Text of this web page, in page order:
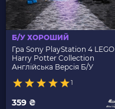
Б/У ХОРОШИЙ
Гра Sony PlayStation 4 LEGO
Harry Potter Collection
Англійська Версія Б/У
1
359 ₴